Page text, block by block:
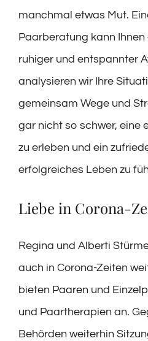
manchmal etwas Mut.
Paarberatung kann Ihnen
ruhiger und entspannter
analysieren wir Ihre
gemeinsam Wege und
gar nicht so schwer, eine
zu erleben und ein
erfolgreiches Leben zu
Liebe in Corona-
Regina und Alberti
auch in Corona-Zeiten
bieten Paaren und
und Paartherapien an.
Behörden weiterhin